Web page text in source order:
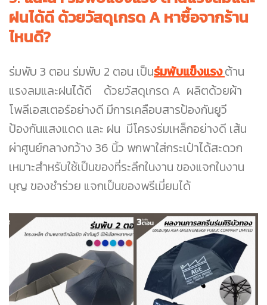
ฝนได้ดี ด้วยวัสดุเกรด A หาซื้อจากร้าน
ไหนดี?
ร่มพับ 3 ตอน ร่มพับ 2 ตอน เป็นร่มพับแข็งแรงต้าน
แรงลมและฝนได้ดี ด้วยวัสดุเกรด A ผลิตด้วยผ้า
โพลีเอสเตอร์อย่างดี มีการเคลือบสารป้องกันยูวี
ป้องกันแสงแดด และ ฝน มีโครงร่มเหล็กอย่างดี เส้น
ผ่าศูนย์กลางกว้าง 36 นิ้ว พกพาใส่กระเป๋าได้สะดวก
เหมาะสำหรับใช้เป็นของที่ระลึกในงาน ของแจกในงาน
บุญ ของชำร่วย แจกเป็นของพรีเมี่ยมได้